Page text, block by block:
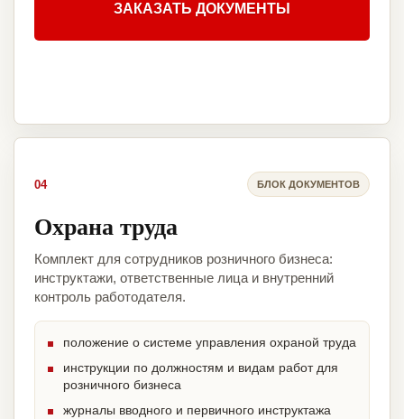
ЗАКАЗАТЬ ДОКУМЕНТЫ
04 БЛОК ДОКУМЕНТОВ
Охрана труда
Комплект для сотрудников розничного бизнеса:
инструктажи, ответственные лица и внутренний
контроль работодателя.
положение о системе управления охраной труда
инструкции по должностям и видам работ для
розничного бизнеса
журналы вводного и первичного инструктажа